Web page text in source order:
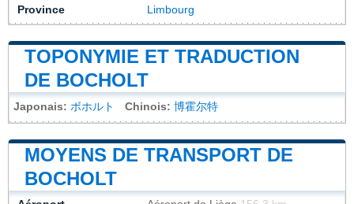
Province Limbourg
TOPONYMIE ET TRADUCTION
DE BOCHOLT
Japonais: ボホルト Chinois: 博霍尔特
MOYENS DE TRANSPORT DE
BOCHOLT